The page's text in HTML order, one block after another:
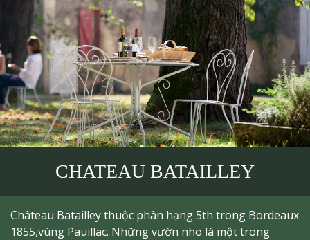
CHATEAU BATAILLEY
Château Batailley thuộc phân hạng 5th trong Bordeaux
1855,vùng Pauillac. Những vườn nho là một trong